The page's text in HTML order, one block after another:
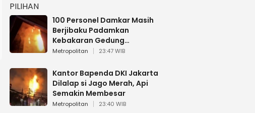
PILIHAN
100 Personel Damkar Masih
Berjibaku Padamkan
Kebakaran Gedung
Bapenda DKI
Metropolitan 23:47 WIB
Kantor Bapenda DKI Jakarta
Dilalap si Jago Merah, Api
Semakin Membesar
Metropolitan 23:40 WIB